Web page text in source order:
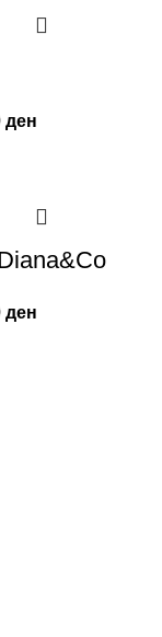
ден
ден